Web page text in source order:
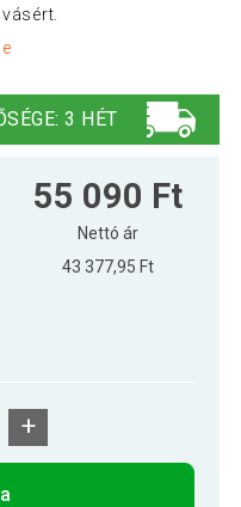
3 HÉT
55 090 Ft
Nettó ár
43 377,95 Ft
+